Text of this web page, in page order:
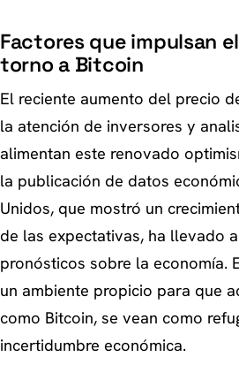
Factores que impulsan
torno a Bitcoin
El reciente aumento del precio
la atención de inversores y
alimentan este renovado
la publicación de datos
Unidos, que mostró un
de las expectativas, ha llevado
pronósticos sobre la economía.
un ambiente propicio para que
como Bitcoin, se vean como
incertidumbre económica.